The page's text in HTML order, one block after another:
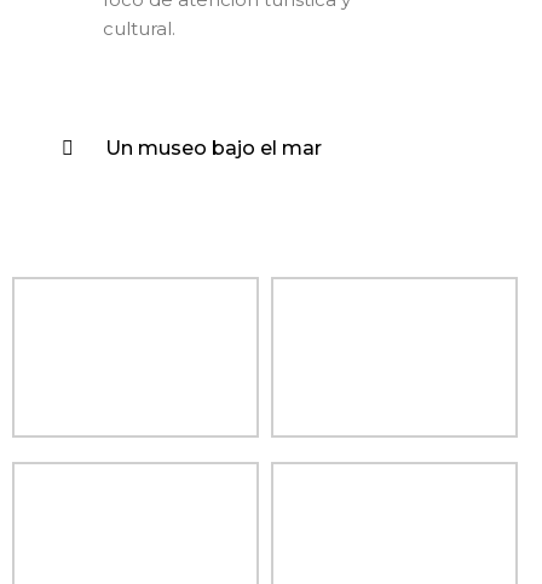
cultural.
Un museo bajo el mar